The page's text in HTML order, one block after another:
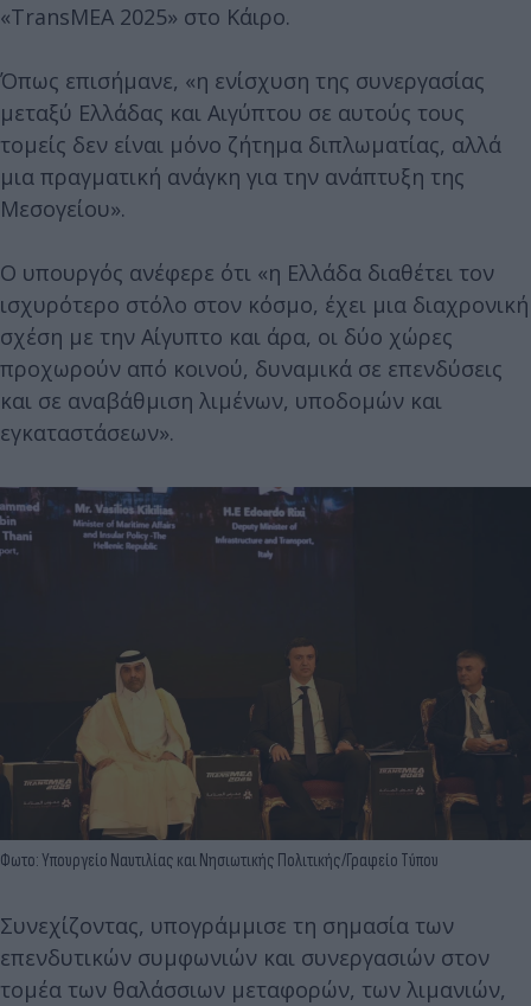
«TransMEA 2025» στο Κάιρο.
Όπως επισήμανε, «η ενίσχυση της συνεργασίας
μεταξύ Ελλάδας και Αιγύπτου σε αυτούς τους
τομείς δεν είναι μόνο ζήτημα διπλωματίας, αλλά
μια πραγματική ανάγκη για την ανάπτυξη της
Μεσογείου».
Ο υπουργός ανέφερε ότι «η Ελλάδα διαθέτει τον
ισχυρότερο στόλο στον κόσμο, έχει μια διαχρονική
σχέση με την Αίγυπτο και άρα, οι δύο χώρες
προχωρούν από κοινού, δυναμικά σε επενδύσεις
και σε αναβάθμιση λιμένων, υποδομών και
εγκαταστάσεων».
Φωτο: Υπουργείο Ναυτιλίας και Νησιωτικής Πολιτικής/Γραφείο Τύπου
Συνεχίζοντας, υπογράμμισε τη σημασία των
επενδυτικών συμφωνιών και συνεργασιών στον
τομέα των θαλάσσιων μεταφορών, των λιμανιών,